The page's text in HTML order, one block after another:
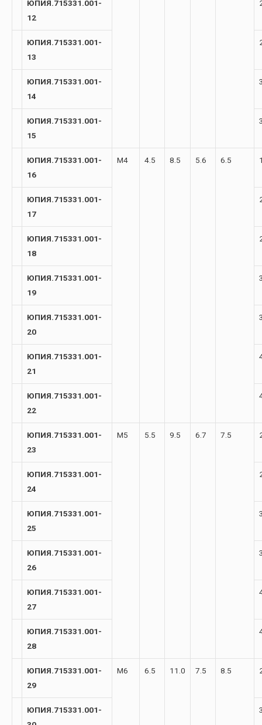
ЮПИЯ.715331.001-
12
ЮПИЯ.715331.001-
13
ЮПИЯ.715331.001-
14
ЮПИЯ.715331.001-
15
ЮПИЯ.715331.001-
16
М4 4.5 8.5 5.6 6.5
ЮПИЯ.715331.001-
17
ЮПИЯ.715331.001-
18
ЮПИЯ.715331.001-
19
ЮПИЯ.715331.001-
20
ЮПИЯ.715331.001-
21
ЮПИЯ.715331.001-
22
ЮПИЯ.715331.001-
23
М5 5.5 9.5 6.7 7.5
ЮПИЯ.715331.001-
24
ЮПИЯ.715331.001-
25
ЮПИЯ.715331.001-
26
ЮПИЯ.715331.001-
27
ЮПИЯ.715331.001-
28
ЮПИЯ.715331.001-
29
М6 6.5 11.0 7.5 8.5
ЮПИЯ.715331.001-